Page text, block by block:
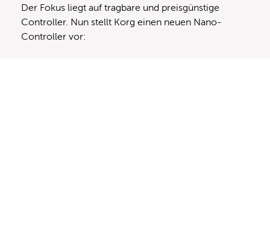
Der Fokus liegt auf tragbare und preisgünstige
Controller. Nun stellt Korg einen neuen Nano-
Controller vor: